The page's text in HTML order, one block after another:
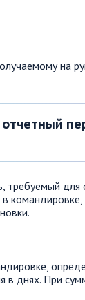
на
требуемый
в днях. При